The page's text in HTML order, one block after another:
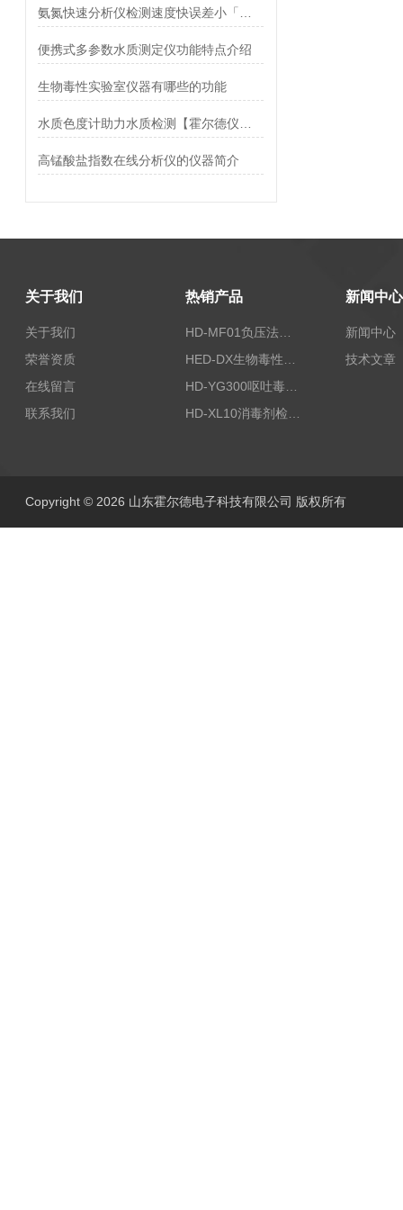
便携式多参数水质测定仪功能特点介绍
生物毒性实验室仪器有哪些的功能
高锰酸盐指数在线分析仪的仪器简介
关于我们
关于我们
荣誉资质
在线留言
联系我们
热销产品
HD-MF01负压法密封性测试仪
新闻中心
新闻中心
技术文章
Copyright © 2026 山东霍尔德电子科技有限公司 版权所有